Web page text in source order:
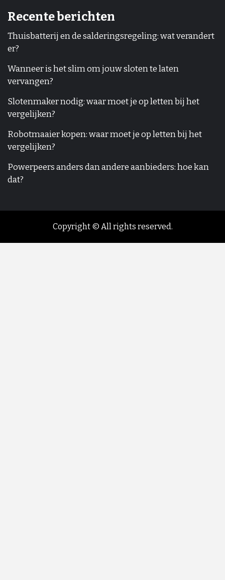
Recente berichten
Thuisbatterij en de salderingsregeling: wat verandert
er?
Wanneer is het slim om jouw sloten te laten
vervangen?
Slotenmaker nodig: waar moet je op letten bij het
vergelijken?
Robotmaaier kopen: waar moet je op letten bij het
vergelijken?
Powerpeers anders dan andere aanbieders: hoe kan
dat?
Copyright © All rights reserved.